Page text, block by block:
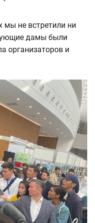
мы не встретили ни
дамы были
организаторов и